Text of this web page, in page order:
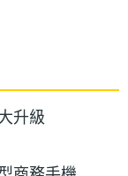
升級